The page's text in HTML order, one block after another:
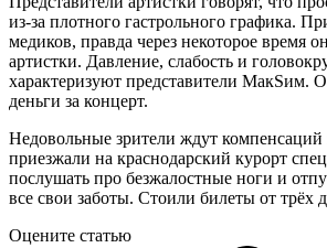
из-за плотного гастрольного графика.
медиков, правда через некоторое время
артистки. Давление, слабость и
характеризуют представители МакSим.
деньги за концерт.
Недовольные зрители ждут
приезжали на краснодарский курорт
послушать про безжалостные ноги и
все свои заботы. Стоили билеты от трёх
Оцените статью